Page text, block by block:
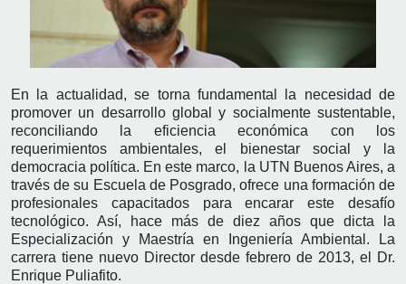
En la actualidad, se torna fundamental la necesidad de
promover un desarrollo global y socialmente sustentable,
reconciliando la eficiencia económica con los
requerimientos ambientales, el bienestar social y la
democracia política. En este marco, la UTN Buenos Aires, a
través de su Escuela de Posgrado, ofrece una formación de
profesionales capacitados para encarar este desafío
tecnológico. Así, hace más de diez años que dicta la
Especialización y Maestría en Ingeniería Ambiental. La
carrera tiene nuevo Director desde febrero de 2013, el Dr.
Enrique Puliafito.